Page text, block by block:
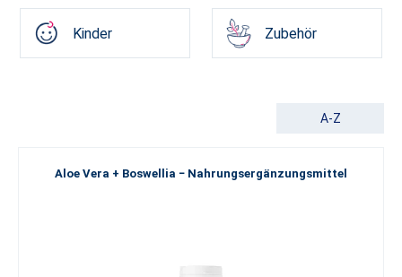
Kinder Zubehör
A-Z
Aloe Vera + Boswellia − Nahrungsergänzungsmittel